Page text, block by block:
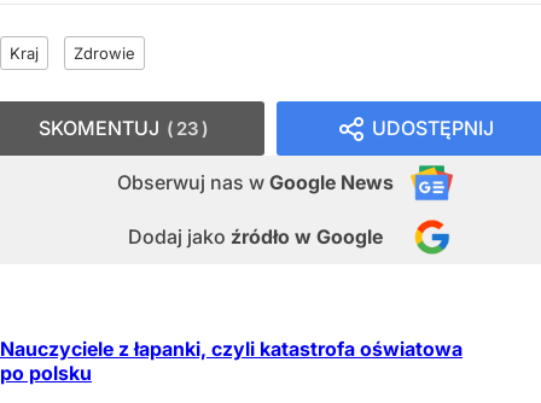
Kraj Zdrowie
UDOSTĘPNIJ
Obserwuj nas w Google News
Dodaj jako źródło w Google
SKOMENTUJ 23
Nauczyciele z łapanki, czyli katastrofa oświatowa
po polsku